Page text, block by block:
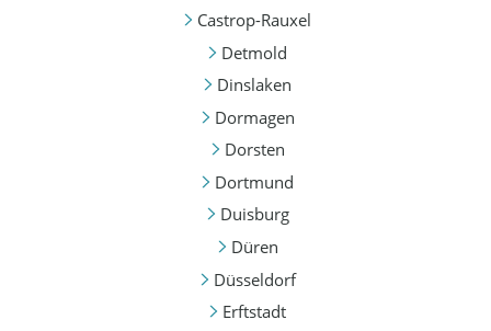
Castrop-Rauxel
Detmold
Dinslaken
Dormagen
Dorsten
Dortmund
Duisburg
Düren
Düsseldorf
Erftstadt